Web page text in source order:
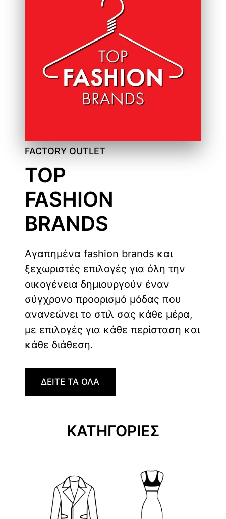
FACTORY OUTLET
TOP
FASHION
BRANDS
Αγαπημένα fashion brands και
ξεχωριστές επιλογές για όλη την
οικογένεια δημιουργούν έναν
σύγχρονο προορισμό μόδας που
ανανεώνει το στιλ σας κάθε μέρα,
με επιλογές για κάθε περίσταση και
κάθε διάθεση.
ΔΕΙΤΕ ΤΑ ΟΛΑ
ΚΑΤΗΓΟΡΙΕΣ